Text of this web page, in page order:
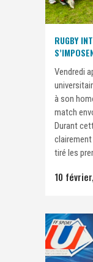
RUGBY
Vendredi
à son
match
Durant
tiré les
10